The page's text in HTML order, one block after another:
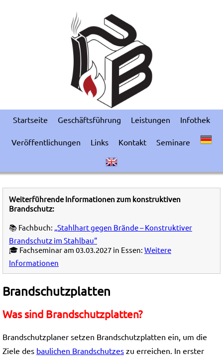
Startseite Geschäftsführung Leistungen Infothek
Veröffentlichungen Links Kontakt Seminare
Weiterführende Informationen zum konstruktiven
Brandschutz:
📚 Fachbuch: „Stahlhart gegen Brände – Konstruktiver
Brandschutz im Stahlbau“
🎓 Fachseminar am 03.03.2027 in Essen: Weitere
Informationen
Brandschutzplatten
Was sind Brandschutzplatten?
Brandschutzplaner setzen Brandschutzplatten ein, um die
Ziele des baulichen Brandschutzes zu erreichen. In erster